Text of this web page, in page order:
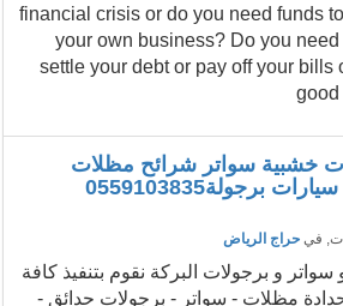
financial crisis or do you need funds
your own business? Do you need
settle your debt or pay off your bills
خشبية سواتر شرائح مظلات
برجولة0559103835
, في حراج الرياض
و برجولات البركة نقوم بتنفيذ كافة
مظلات - سواتر - برجولات حدائق -